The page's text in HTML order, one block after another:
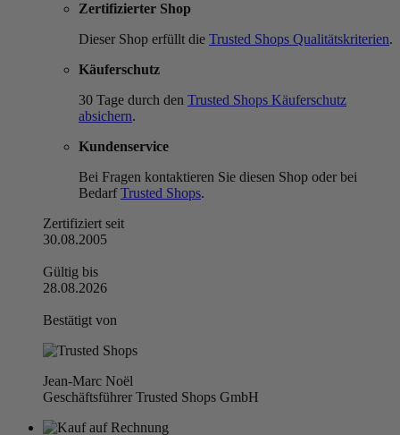
Zertifizierter Shop
Dieser Shop erfüllt die Trusted Shops Qualitätskriterien.
Käuferschutz
30 Tage durch den Trusted Shops Käuferschutz
absichern.
Kundenservice
Bei Fragen kontaktieren Sie diesen Shop oder bei
BedarfTrusted Shops.
Zertifiziert seit
30.08.2005
Gültig bis
28.08.2026
Bestätigt von
Jean-Marc Noël
Geschäftsführer Trusted Shops GmbH